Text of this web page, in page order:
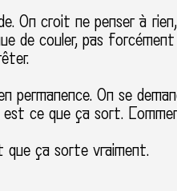
On croit ne penser à
de couler, pas
permanence. On se
ce que ça sort.
que ça sorte vraiment.